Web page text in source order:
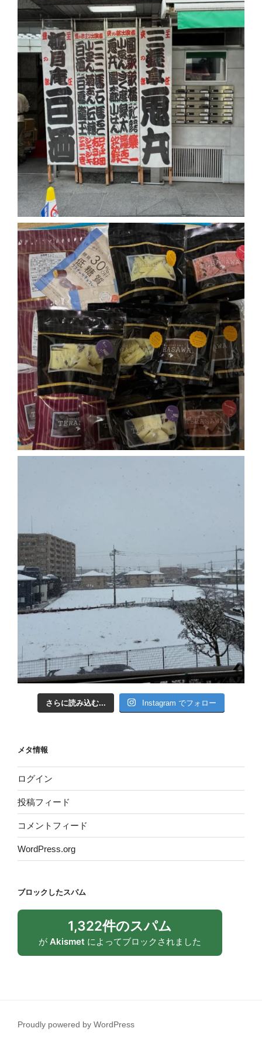
さらに読み込む... Instagram でフォロー
メタ情報
ログイン
投稿フィード
コメントフィード
WordPress.org
ブロックしたスパム
1,322件のスパム
が Akismet によってブロックされました
Proudly powered by WordPress